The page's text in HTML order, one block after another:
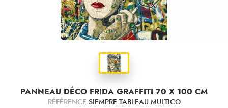
PANNEAU DÉCO FRIDA GRAFFITI 70 X 100 CM
RÉFÉRENCE SIEMPRE TABLEAU MULTICO